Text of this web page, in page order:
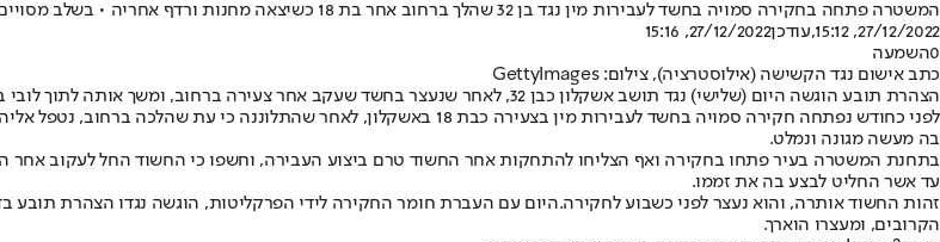
המשטרה פתחה בחקירה סמויה בחשד לעבירות מין נגד בן 32 שהלך ברחוב אחר בת 18 כשיצאה מחנות ורדף אחריה • בשלב מסויים, הכניס אותה לבניין ושם ביצע בה את זממו
27/12/2022, 15:12
,עודכן27/12/2022, 15:16
0השמעה
כתב אישום נגד הקשישה (אילוסטרציה), צילום: GettyImages
הצהרת תובע הוגשה היום (שלישי) נגד תושב אשקלון כבן 32, לאחר שנעצר בחשד שעקב אחר צעירה ברחוב, ומשך אותה לתוך לובי בניין שם ביצע בה מעשה מגונה.
לפני כחודש נפתחה חקירה סמויה בחשד לעבירות מין בצעירה כבת 18 באשקלון,
בה מעשה מגונה ונמלט.
בתחנת המשטרה בעיר פתחו בחקירה ואף הצליחו להתחקות אחר החשוד טרם ביצוע העבירה, וחשפו כי החשוד החל לעקוב
עד אשר החליט לבצע בה את זממו.
זהות החשוד אותרה, והוא נעצר לפני כשבוע לחקירה.היום עם העברת חומר החקירה לידי הפרקליטות, הוגשה נגדו הצהרת תובע
הקרובים, ומעצרו הוארך.